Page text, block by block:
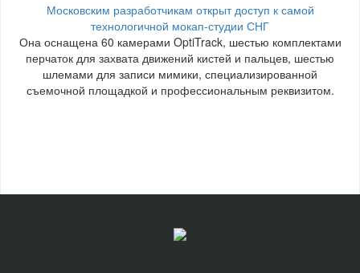
Московским разработчикам открыт доступ к самой
технологичной мокап-студии СНГ
Она оснащена 60 камерами OptiTrack, шестью комплектами
перчаток для захвата движений кистей и пальцев, шестью
шлемами для записи мимики, специализированной
съемочной площадкой и профессиональным реквизитом.